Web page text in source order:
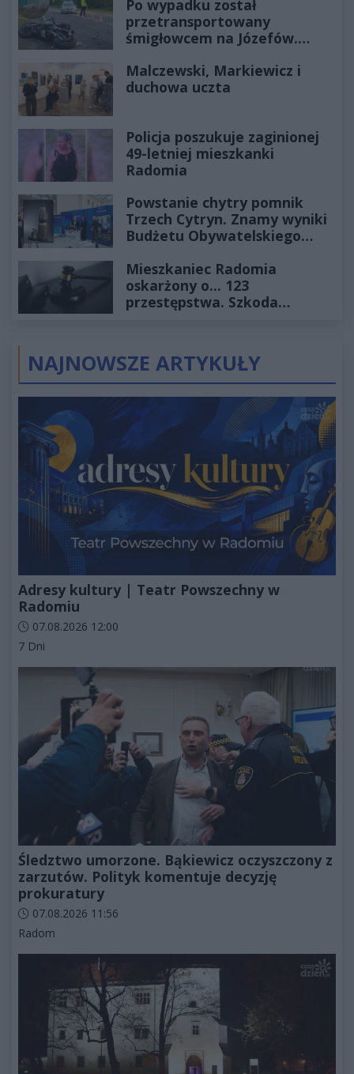
Po wypadku został
przetransportowany
śmigłowcem na Józefów.
Malczewski, Markiewicz i
duchowa uczta
Policja poszukuje zaginionej
49-letniej mieszkanki
Radomia
Powstanie chytry pomnik
Trzech Cytryn. Znamy wyniki
Budżetu Obywatelskiego
Mieszkaniec Radomia
oskarżony o... 123
przestępstwa. Szkoda
NAJNOWSZE ARTYKUŁY
Adresy kultury | Teatr Powszechny w
Radomiu
Data dodania artykułu:
07.08.2026 12:00
Kategorie artykułu:
7 Dni
Śledztwo umorzone. Bąkiewicz oczyszczony z
zarzutów. Polityk komentuje decyzję
prokuratury
Data dodania artykułu:
07.08.2026 11:56
Kategorie artykułu:
Radom